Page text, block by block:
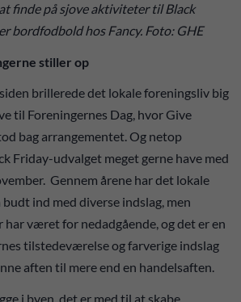
finde på sjove aktiviteter til Black
bordfodbold hos Fancy. Foto: GHE
stiller op
brillerede det lokale foreningsliv big
til Foreningernes Dag, hvor Give
bag arrangementet. Og netop
Friday-udvalget meget gerne have med
Gennem årene har det lokale
ind med diverse indslag, men
været for nedadgående, og det er en
tilstedeværelse og farverige indslag
aften til mere end en handelsaften.
i byen, det er med til at skabe